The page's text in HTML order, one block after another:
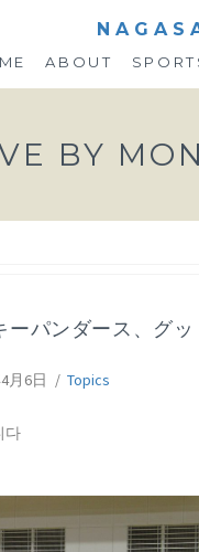
ABOUT
BY
ミントン協会ジュニ
＠諫早市
月16日 Topics
ーパンダース、グ
月6日 Topics
다